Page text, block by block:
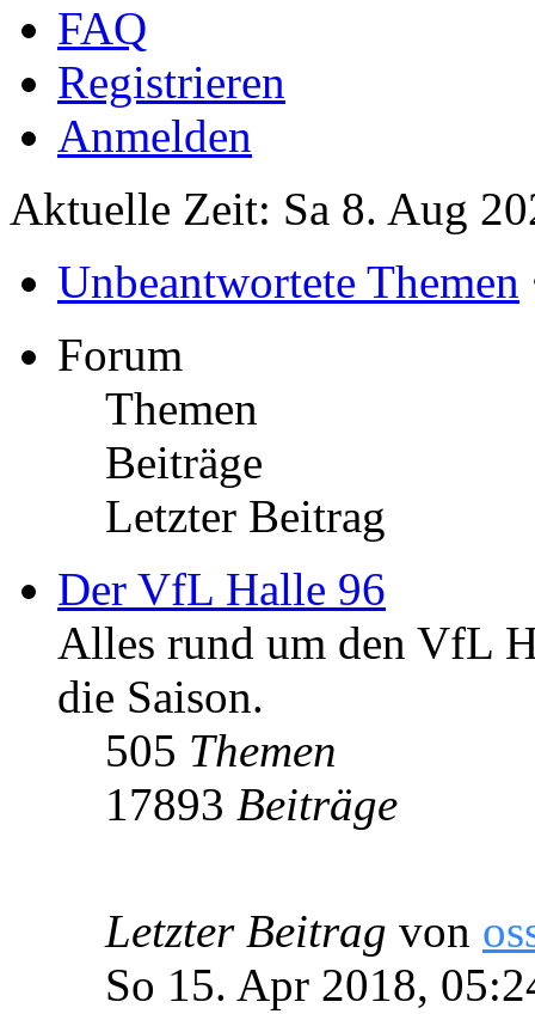
FAQ
Registrieren
Anmelden
Aktuelle Zeit: Sa 8. Aug
Unbeantwortete Themen
Forum
Themen
Beiträge
Letzter Beitrag
Der VfL Halle 96
Alles rund um den VfL
die Saison.
505 Themen
17893 Beiträge
Letzter Beitrag von
So 15. Apr 2018,